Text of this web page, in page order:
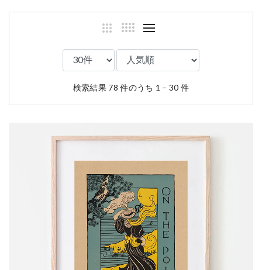
検索結果 78 件のうち 1 – 30 件